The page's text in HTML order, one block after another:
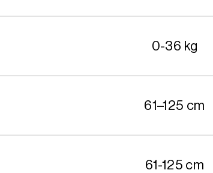
0-36 kg
61–125 cm
61-125 cm